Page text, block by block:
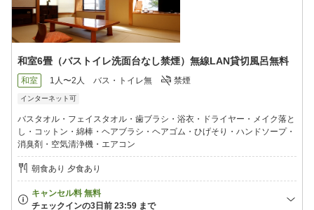
◆泉質効能 無色透明の塩化ナトリウム物泉
更年期障害・運動機能障害・子宮発育不全症・糖尿
病など
◆アメニティー：バスタオル・フェイスタオル・歯ブラシ・浴
衣・カミソリ・ヘヤブラシ・ヘアゴム・コットン・綿棒・メイク
落とし・ハンドソープ
和室6畳（バストイレ洗面台なし禁煙）無線LAN貸切風呂無料
和室 1人〜2人 バス・トイレ無 禁煙
インターネット可
バスタオル・フェイスタオル・歯ブラシ・浴衣・ドライヤー・メイク落と
し・コットン・綿棒・ヘアブラシ・ヘアゴム・ひげそり・ハンドソープ・
消臭剤・空気清浄機・エアコン
朝食あり 夕食あり